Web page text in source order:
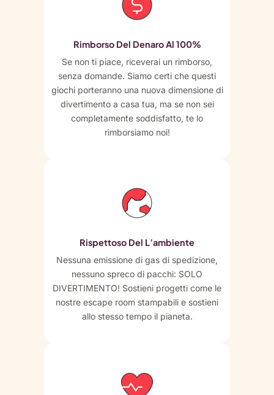
Rimborso Del Denaro Al 100%
Se non ti piace, riceverai un rimborso,
senza domande. Siamo certi che questi
giochi porteranno una nuova dimensione di
divertimento a casa tua, ma se non sei
completamente soddisfatto, te lo
rimborsiamo noi!
Rispettoso Del L’ambiente
Nessuna emissione di gas di spedizione,
nessuno spreco di pacchi: SOLO
DIVERTIMENTO! Sostieni progetti come le
nostre escape room stampabili e sostieni
allo stesso tempo il pianeta.